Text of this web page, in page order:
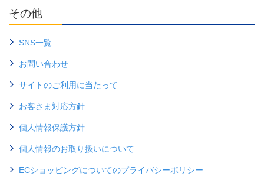
その他
SNS一覧
お問い合わせ
サイトのご利用に当たって
お客さま対応方針
個人情報保護方針
個人情報のお取り扱いについて
ECショッピングについてのプライバシーポリシー